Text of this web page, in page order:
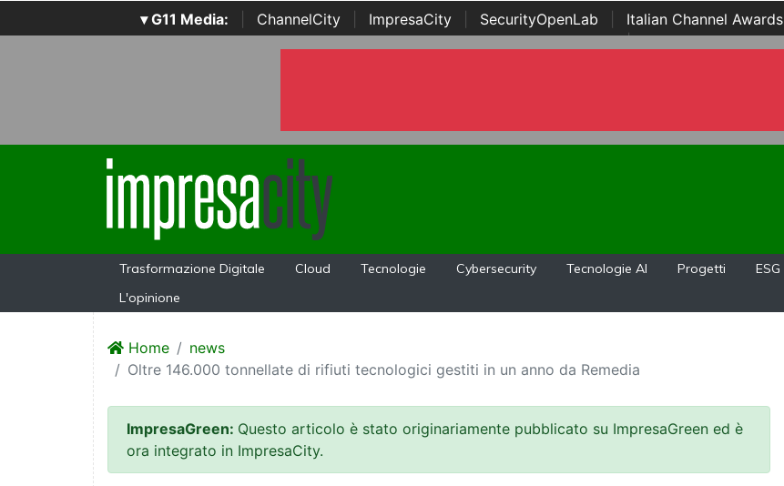
▾ G11 Media: ChannelCity ImpresaCity SecurityOpenLab Italian Channel Awards
Awards | ...
Trasformazione Digitale Cloud Tecnologie Cybersecurity Tecnologie AI Progetti ESG
L'opinione
Home
news
Oltre 146.000 tonnellate di rifiuti tecnologici gestiti in un anno da Remedia
ImpresaGreen: Questo articolo è stato originariamente pubblicato su ImpresaGreen ed è
ora integrato in ImpresaCity.